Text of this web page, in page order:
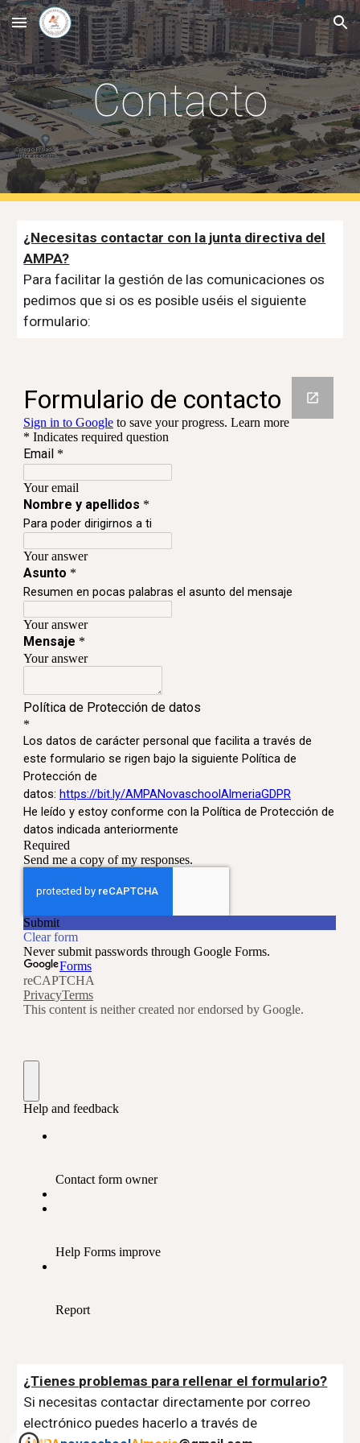
Skip to main content Skip to navigation
Contacto
¿Necesitas contactar con la junta directiva del
AMPA?
Para facilitar la gestión de las comunicaciones os
pedimos que si os es posible uséis el siguiente
formulario:
¿Tienes problemas para rellenar el formulario?
Si necesitas contactar directamente por correo
electrónico puedes hacerlo a través de